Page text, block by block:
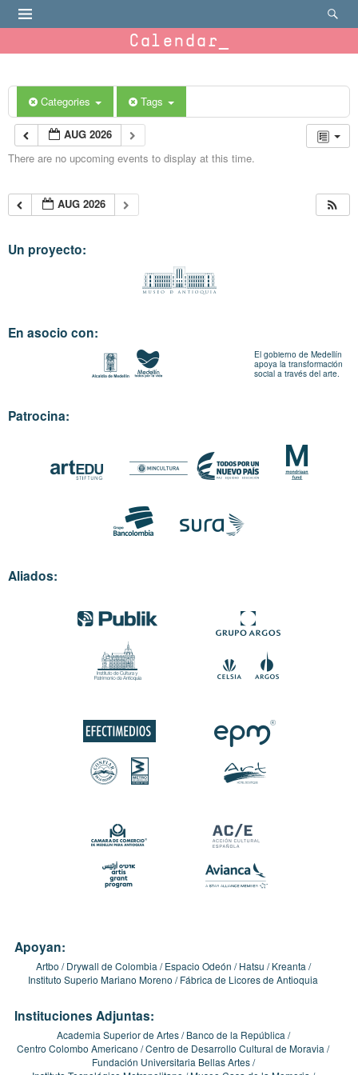
Calendar
Categories Tags
AUG 2026
There are no upcoming events to display at this time.
AUG 2026
Un proyecto:
En asocio con:
El gobierno de Medellín
apoya la transformación
social a través del arte.
Patrocina:
Aliados:
Apoyan:
Artbo Drywall de Colombia Espacio Odeón Hatsu
Kreanta
Instituto Superio Mariano Moreno
Fábrica de Licores de Antioquia
Instituciones Adjuntas:
Academia Superior de Artes
Banco de la República
Centro Colombo Americano Centro de Desarrollo Cultural de Moravia
Fundación Universitaria Bellas Artes